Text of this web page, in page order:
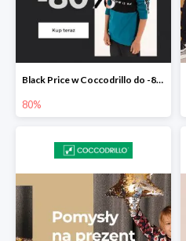
Black Price w Coccodrillo do -80%
80%